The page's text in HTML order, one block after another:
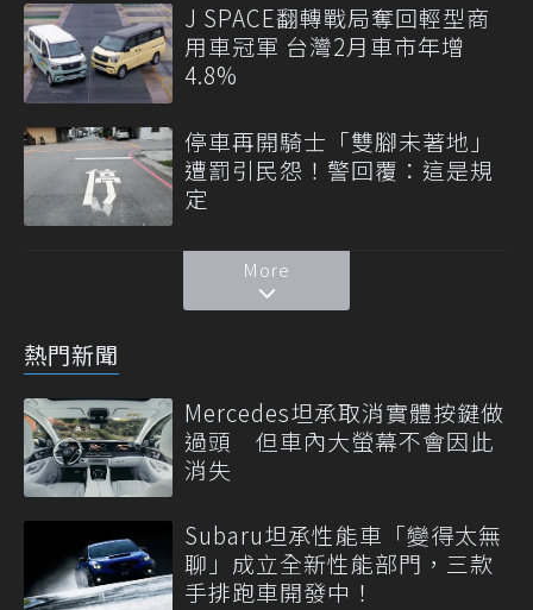
J SPACE翻轉戰局奪回輕型商
用車冠軍 台灣2月車市年增
4.8%
停車再開騎士「雙腳未著地」
遭罰引民怨！警回覆：這是規
定
More
熱門新聞
Mercedes坦承取消實體按鍵做
過頭 但車內大螢幕不會因此
消失
Subaru坦承性能車「變得太無
聊」成立全新性能部門，三款
手排跑車開發中！